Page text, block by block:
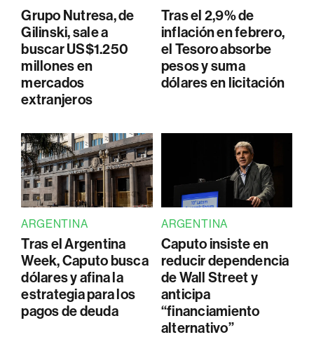
Grupo Nutresa, de
Gilinski, sale a
buscar US$1.250
millones en
mercados
extranjeros
Tras el 2,9% de
inflación en febrero,
el Tesoro absorbe
pesos y suma
dólares en licitación
ARGENTINA
Tras el Argentina
Week, Caputo busca
dólares y afina la
estrategia para los
pagos de deuda
ARGENTINA
Caputo insiste en
reducir dependencia
de Wall Street y
anticipa
“financiamiento
alternativo”